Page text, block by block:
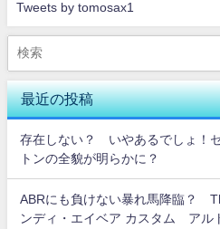
Tweets by tomosax1
最近の投稿
存在しない？ いやあるでしょ！
トンの全貌が明らかに？
ABRにも負けない暴れ馬降臨？
ンディ・エイベア カスタム アル